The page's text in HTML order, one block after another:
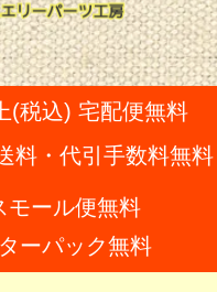
(税込) 宅配便無料
料・代引手数料無料
モール便無料
ーパック無料